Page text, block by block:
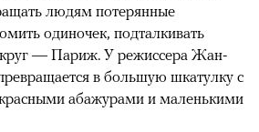
людям потерянные
одиночек, подталкивать
— Париж. У режиссера Жан-
в большую шкатулку с
абажурами и маленькими